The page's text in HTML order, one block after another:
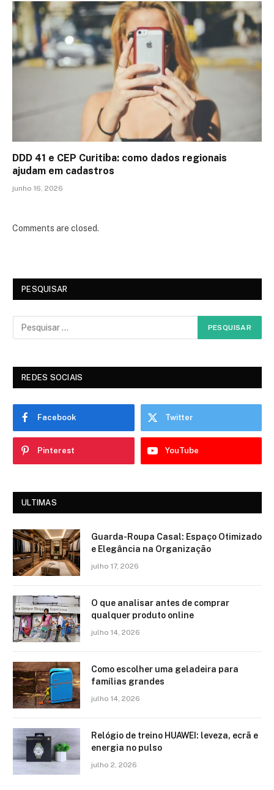
DDD 41 e CEP Curitiba: como dados regionais
ajudam em cadastros
junho 16, 2026
Comments are closed.
PESQUISAR
REDES SOCIAIS
Facebook Twitter
Pinterest YouTube
ULTIMAS
Guarda-Roupa Casal: Espaço Otimizado
e Elegância na Organização
julho 17, 2026
O que analisar antes de comprar
qualquer produto online
julho 14, 2026
Como escolher uma geladeira para
famílias grandes
julho 14, 2026
Relógio de treino​ HUAWEI: leveza, ecrã e
energia no pulso
julho 2, 2026